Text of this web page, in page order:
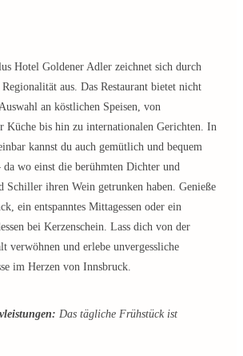
Hotel Goldener Adler zeichnet sich durch
aus. Das Restaurant bietet nicht
an köstlichen Speisen, von
bis hin zu internationalen Gerichten. In
kannst du auch gemütlich und bequem
da wo einst die berühmten Dichter und
Schiller ihren Wein getrunken haben. Genieße
ein entspanntes Mittagessen oder ein
bei Kerzenschein. Lass dich von der
verwöhnen und erlebe unvergessliche
im Herzen von Innsbruck.
Das tägliche Frühstück ist